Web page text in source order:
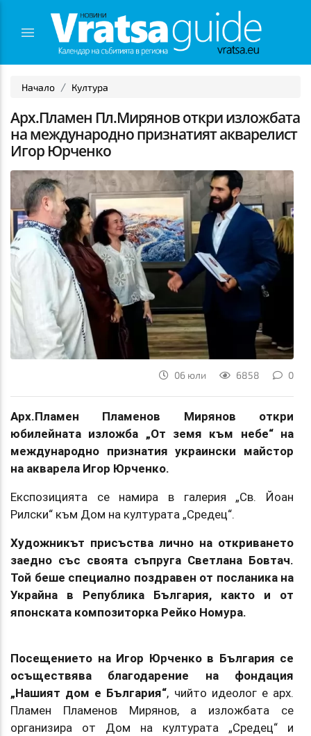
Начало Култура
Арх.Пламен Пл.Мирянов откри изложбата
на международно признатият акварелист
Игор Юрченко
06 юли 6858 0
Арх.Пламен Пламенов Мирянов откри
юбилейната изложба „От земя към небе“ на
международно признатия украински майстор
на акварела Игор Юрченко.
Експозицията се намира в галерия „Св. Йоан
Рилски“ към Дом на културата „Средец“.
Художникът присъства лично на откриването
заедно със своята съпруга Светлана Бовтач.
Той беше специално поздравен от посланика на
Украйна в Република България, както и от
японската композиторка Рейко Номура.
Посещението на Игор Юрченко в България се
осъществява благодарение на фондация
„Нашият дом е България“, чийто идеолог е арх.
Пламен Пламенов Мирянов, а изложбата се
организира от Дом на културата „Средец“ и